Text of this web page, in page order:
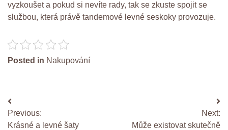
vyzkoušet a pokud si nevíte rady, tak se zkuste spojit se
službou, která právě tandemové levné seskoky provozuje.
Posted in Nakupování
Navigace
pro
Previous:
Krásné a levné šaty
Next:
Může existovat skutečně